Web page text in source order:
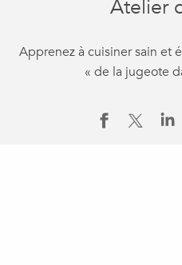
Atelier
Apprenez à cuisiner sain et
« de la jugeote